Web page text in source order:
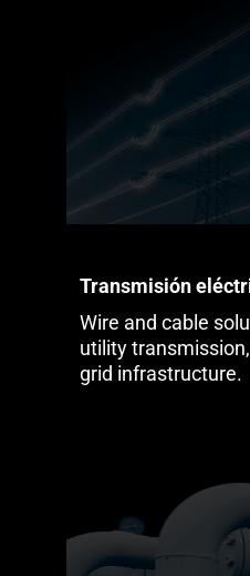
Transmisión
Wire and cable
utility
grid infrastructure.